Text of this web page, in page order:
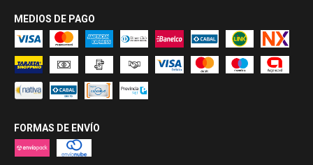
MEDIOS DE PAGO
FORMAS DE ENVÍO